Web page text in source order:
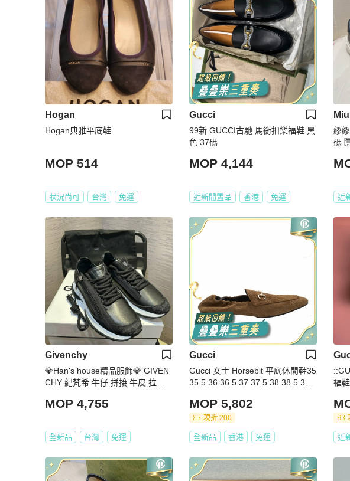
Hogan
Hogan典雅平底鞋
MOP 514
狀況尚可 台灣 免運
Gucci
99新 GUCCI古馳 馬銜扣樂福鞋 黑
色 37碼
MOP 4,144
近新閒置品 香港 免運
繆繆
近
Givenchy
💎Han's house精品服飾💎 GIVEN
CHY 紀梵希 牛仔 拼接 牛皮 拉鍊
MOP 4,755
全新品 台灣 免運
Gucci
Gucci 女士 Horsebit 平底休閒鞋35
35.5 36 36.5 37 37.5 38 38.5 39 3
MOP 5,802
現折 200
全新品 香港 免運
福
近